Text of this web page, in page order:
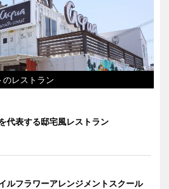
レストラン
代表する邸宅風レストラン
ルフラワーアレンジメントスクール